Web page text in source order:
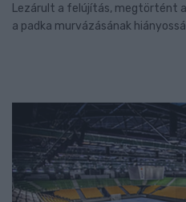
Lezárult a felújítás, megtörtént
a padka murvázásának